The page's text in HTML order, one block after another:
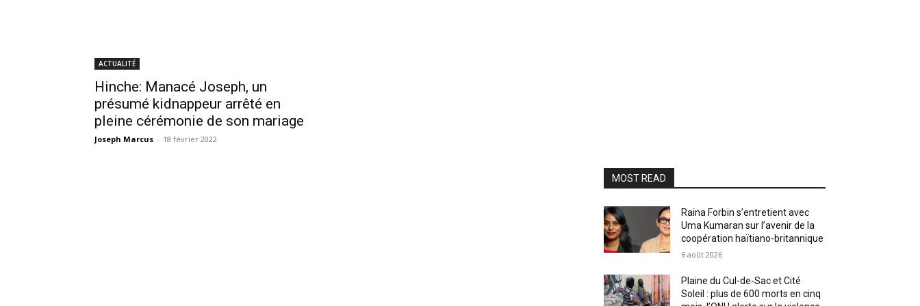
ACTUALITÉ
Hinche: Manacé Joseph, un
présumé kidnappeur arrêté en
pleine cérémonie de son mariage
Joseph Marcus - 18 février 2022
MOST READ
Raina Forbin s’entretient avec
Uma Kumaran sur l’avenir de la
coopération haïtiano-britannique
6 août 2026
Plaine du Cul-de-Sac et Cité
Soleil : plus de 600 morts en cinq